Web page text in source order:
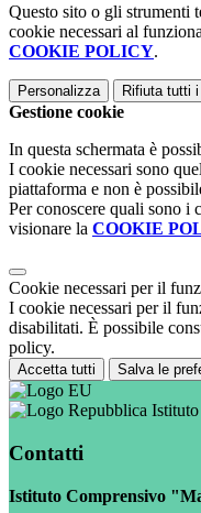
Questo sito o gli strumenti
cookie necessari al
COOKIE POLICY.
Personalizza Rifiuta tutti i
Gestione cookie
In questa schermata è
I cookie necessari sono
piattaforma e non è
Per conoscere quali sono i
visionare la COOKIE
Cookie necessari per il
I cookie necessari per il
disabilitati. È possibile
policy.
Accetta tutti Salva le
Contatti
Istituto Comprensivo